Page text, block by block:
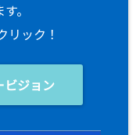
。
リック！
ビジョン